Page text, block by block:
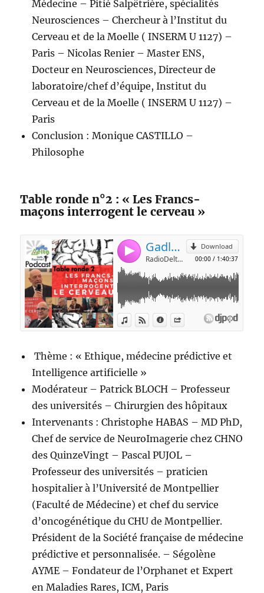
Médecine – Pitié Salpêtrière, spécialités
Neurosciences – Chercheur à l’Institut du
Cerveau et de la Moelle ( INSERM U 1127) –
Paris – Nicolas Renier – Master ENS,
Docteur en Neurosciences, Directeur de
laboratoire/chef d’équipe, Institut du
Cerveau et de la Moelle ( INSERM U 1127) –
Paris
Conclusion : Monique CASTILLO –
Philosophe
Table ronde n°2 : « Les Francs-
maçons interrogent le cerveau »
Thème : « Ethique, médecine prédictive et
Intelligence artificielle »
Modérateur – Patrick BLOCH – Professeur
des universités – Chirurgien des hôpitaux
Intervenants : Christophe HABAS – MD PhD,
Chef de service de NeuroImagerie chez CHNO
des QuinzeVingt – Pascal PUJOL –
Professeur des universités – praticien
hospitalier à l’Université de Montpellier
(Faculté de Médecine) et chef du service
d’oncogénétique du CHU de Montpellier.
Président de la Société française de médecine
prédictive et personnalisée. – Ségolène
AYME – Fondateur de l’Orphanet et Expert
en Maladies Rares, ICM, Paris